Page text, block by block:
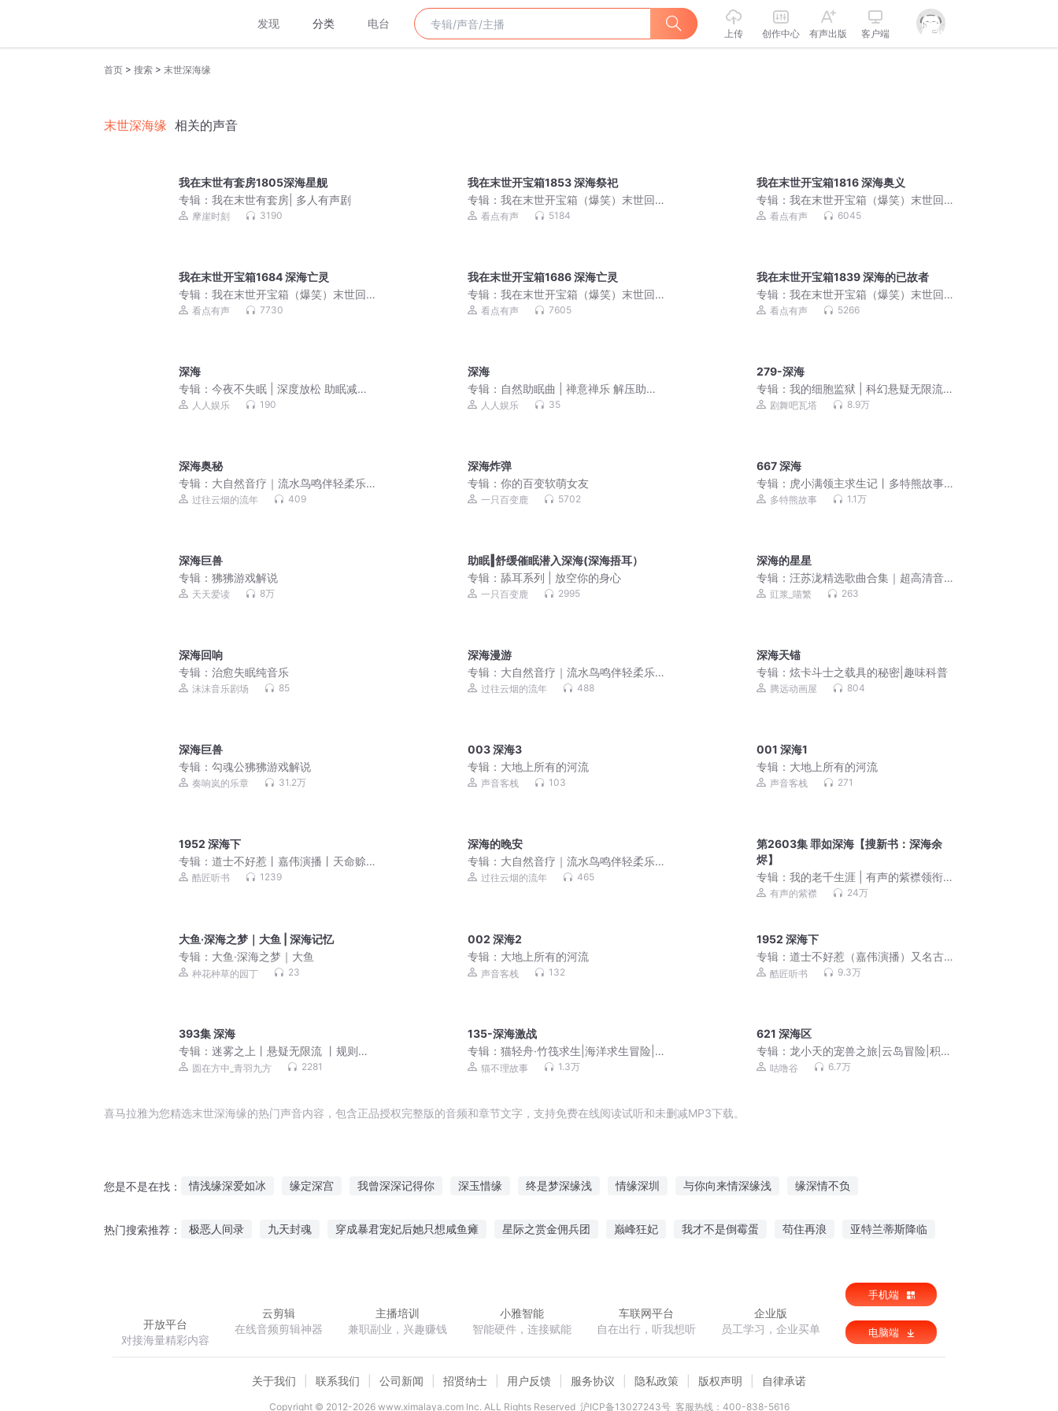
发现 分类 电台
上传 创作中心 有声出版 客户端
首页 > 搜索 > 末世深海缘
末世深海缘 相关的声音
我在末世有套房1805深海星舰
专辑： 我在末世有套房| 多人有声剧
摩崖时刻 3190
我在末世开宝箱1853 深海祭祀
专辑：我在末世开宝箱（爆笑）末世回
炉&科幻系统|末日杀神
看点有声 5184
我在末世开宝箱1816 深海奥义
专辑：我在末世开宝箱（爆笑）末世回
炉&科幻系统|末日杀神
看点有声 6045
我在末世开宝箱1684 深海亡灵
专辑： 我在末世开宝箱（爆笑）末世回
炉&科幻系统|末日杀神
看点有声 7730
我在末世开宝箱1686 深海亡灵
专辑：我在末世开宝箱（爆笑）末世回
炉&科幻系统|末日杀神
看点有声 7605
我在末世开宝箱1839 深海的已故者
专辑：我在末世开宝箱（爆笑）末世回
炉&科幻系统|末日杀神
看点有声 5266
深海
专辑： 今夜不失眠 | 深度放松 助眠减压
轻松入睡
人人娱乐 190
深海
专辑： 自然助眠曲 | 禅意禅乐 解压助眠
舒缓压力
人人娱乐 35
279-深海
专辑：我的细胞监狱 | 科幻悬疑无限流 |
3D精品多人剧
剧舞吧瓦塔 8.9万
深海奥秘
专辑： 大自然音疗｜流水鸟鸣伴轻柔乐
曲，舒缓神经，深度睡眠
过往云烟的流年 409
深海炸弹
专辑：你的百变软萌女友
一只百变鹿 5702
667 深海
专辑： 虎小满领主求生记丨多特熊故事
丨山海神兽
多特熊故事 1.1万
深海巨兽
专辑： 狒狒游戏解说
天天爱读 8万
助眠‖舒缓催眠潜入深海(深海捂耳）
专辑：舔耳系列 | 放空你的身心
一只百变鹿 2995
深海的星星
专辑：汪苏泷精选歌曲合集｜超高清音
质｜必备歌单
豇浆_喵繁 263
深海回响
专辑： 治愈失眠纯音乐
沫沫音乐剧场 85
深海漫游
专辑： 大自然音疗｜流水鸟鸣伴轻柔乐
曲，舒缓神经，深度睡眠
过往云烟的流年 488
深海天锚
专辑：炫卡斗士之载具的秘密|趣味科普
腾远动画屋 804
深海巨兽
专辑： 勾魂公狒狒游戏解说
奏响岚的乐章 31.2万
003 深海3
专辑： 大地上所有的河流
声音客栈 103
001 深海1
专辑： 大地上所有的河流
声音客栈 271
1952 深海下
专辑： 道士不好惹丨嘉伟演播丨天命赊
刀人前传 免费福利
酷匠听书 1239
深海的晚安
专辑： 大自然音疗｜流水鸟鸣伴轻柔乐
曲，舒缓神经，深度睡眠
过往云烟的流年 465
第2603集 罪如深海【搜新书：深海余
烬】
专辑：我的老千生涯 | 有声的紫襟领衔
演播 | 全新演绎多人有声剧 | VIP免费
有声的紫襟 24万
大鱼·深海之梦｜大鱼 | 深海记忆
专辑： 大鱼·深海之梦｜大鱼
种花种草的园丁 23
002 深海2
专辑： 大地上所有的河流
声音客栈 132
1952 深海下
专辑：道士不好惹（嘉伟演播）又名古
井观传奇
酷匠听书 9.3万
393集 深海
专辑： 迷雾之上丨悬疑无限流 丨规则类
怪谈丨反套路主角丨群像生存丨致命诅
圆在方中_青羽九方 2281
135-深海激战
专辑：猫轻舟·竹筏求生|海洋求生冒险|
励志成长|猫不理故事
猫不理故事 1.3万
621 深海区
专辑：龙小天的宠兽之旅|云岛冒险|积极
努力咕噜谷 6.7万
喜马拉雅为您精选末世深海缘的热门声音内容，包含正品授权完整版的音频和章节文字，支持免费在线阅读试听和未删减MP3下载。
您是不是在找： 情浅缘深爱如冰 缘定深宫 我曾深深记得你 深玉惜缘 终是梦深缘浅 情缘深圳 与你向来情深缘浅 缘深情不负
热门搜索推荐： 极恶人间录 九天封魂 穿成暴君宠妃后她只想咸鱼瘫 星际之赏金佣兵团 巅峰狂妃 我才不是倒霉蛋 苟住再浪 亚特兰蒂斯降临
开放平台
对接海量精彩内容
云剪辑
在线音频剪辑神器
主播培训
兼职副业，兴趣赚钱
小雅智能
智能硬件，连接赋能
车联网平台
自在出行，听我想听
企业版
员工学习，企业买单
手机端
电脑端
关于我们 联系我们 公司新闻 招贤纳士 用户反馈 服务协议 隐私政策 版权声明 自律承诺
Copyright © 2012-2026www.ximalaya.com lnc. ALL Rights Reserved 沪ICP备13027243号 客服热线：400-838-5616